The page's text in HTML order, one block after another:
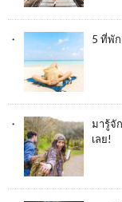
5 ที่พัก
มารู้จั
เลย!